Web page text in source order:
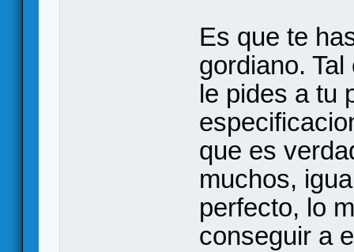
Es que te
gordiano.
le pides a tu
que es
muchos,
perfecto, lo
conseguir a